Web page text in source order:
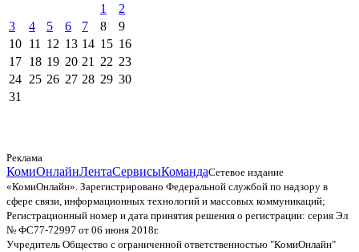
1
2
3
4 5 6 7 8
9
10 11 12 13 14 15 16
17 18 19 20 21 22 23
24 25 26 27 28 29 30
31
Реклама
КомиОнлайнЛентаСервисыКомандаСетевое издание
«КомиОнлайн». Зарегистрировано Федеральной службой по надзору в
сфере связи, информационных технологий и массовых коммуникаций;
Регистрационный номер и дата принятия решения о регистрации: серия Эл
№ ФС77-72997 от 06 июня 2018г.
Учредитель Общество с ограниченной ответственностью "КомиОнлайн"